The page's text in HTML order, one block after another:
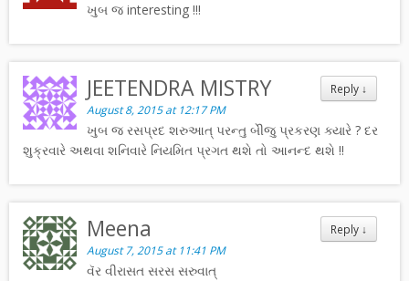
ખુબ જ interesting !!!
Reply ↓
JEETENDRA MISTRY
August 8, 2015 at 12:17 PM
ખુબ જ રસપ્રદ શરુઆત્ પરન્તુ બેીજુ પ્રકરણ ક્યારે ? દર
શુક્રવારે અથવા શનિવારે નિયમિત પ્રગત થશે તો આનન્દ થશે !!
Reply ↓
Meena
August 7, 2015 at 11:41 PM
વૅર વીરાસત સરસ સરુવાત્